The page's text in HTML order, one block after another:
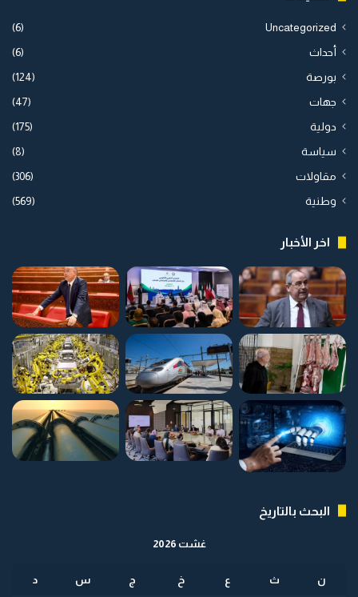
Uncategorized
(6)
أحداث (6)
بورصة (124)
جهات (47)
دولية (175)
سياسة (8)
مقاولات (306)
وطنية (569)
اخر الأخبار
البحث بالتاريخ
غشت 2026
ن ث ع خ ج س د